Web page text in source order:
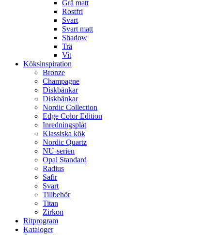
Grå matt
Rostfri
Svart
Svart matt
Shadow
Trä
Vit
Köksinspiration
Bronze
Champagne
Diskbänkar
Diskbänkar
Nordic Collection
Edge Color Edition
Inredningsplåt
Klassiska kök
Nordic Quartz
NU-serien
Opal Standard
Radius
Safir
Svart
Tillbehör
Titan
Zirkon
Ritprogram
Kataloger